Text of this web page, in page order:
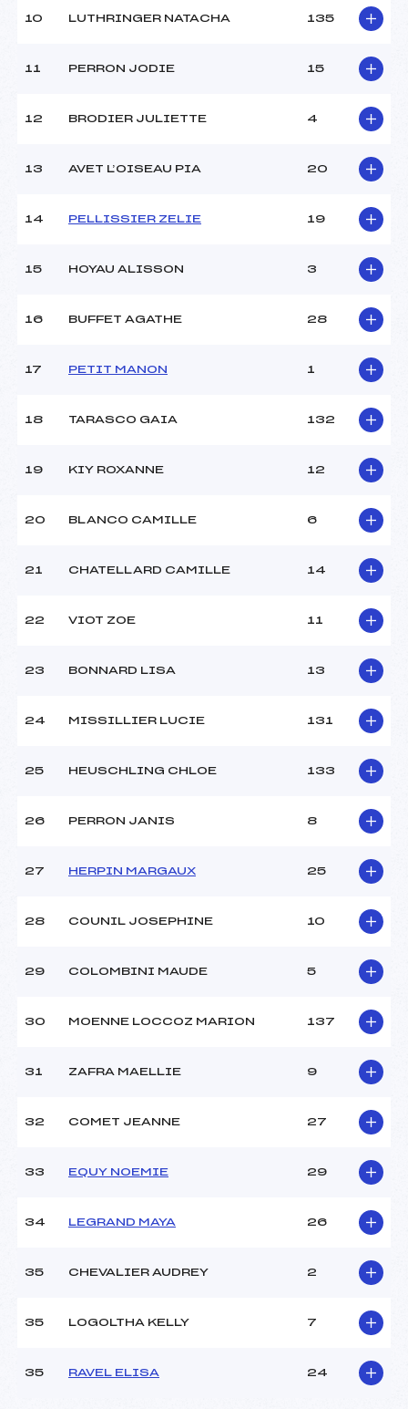
10 LUTHRINGER NATACHA 135
11 PERRON JODIE 15
12 BRODIER JULIETTE 4
13 AVET L’OISEAU PIA 20
14 PELLISSIER ZELIE 19
15 HOYAU ALISSON 3
16 BUFFET AGATHE 28
17 PETIT MANON 1
18 TARASCO GAIA 132
19 KIY ROXANNE 12
20 BLANCO CAMILLE 6
21 CHATELLARD CAMILLE 14
22 VIOT ZOE 11
23 BONNARD LISA 13
24 MISSILLIER LUCIE 131
25 HEUSCHLING CHLOE 133
26 PERRON JANIS 8
27 HERPIN MARGAUX 25
28 COUNIL JOSEPHINE 10
29 COLOMBINI MAUDE 5
30 MOENNE LOCCOZ MARION 137
31 ZAFRA MAELLIE 9
32 COMET JEANNE 27
33 EQUY NOEMIE 29
34 LEGRAND MAYA 26
35 CHEVALIER AUDREY 2
35 LOGOLTHA KELLY 7
35 RAVEL ELISA 24